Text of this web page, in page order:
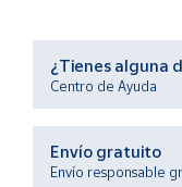
Ayuda
Centro
de ayuda
¿Tienes alguna
Centro de Ayuda
Envío gratuito
Envío responsable